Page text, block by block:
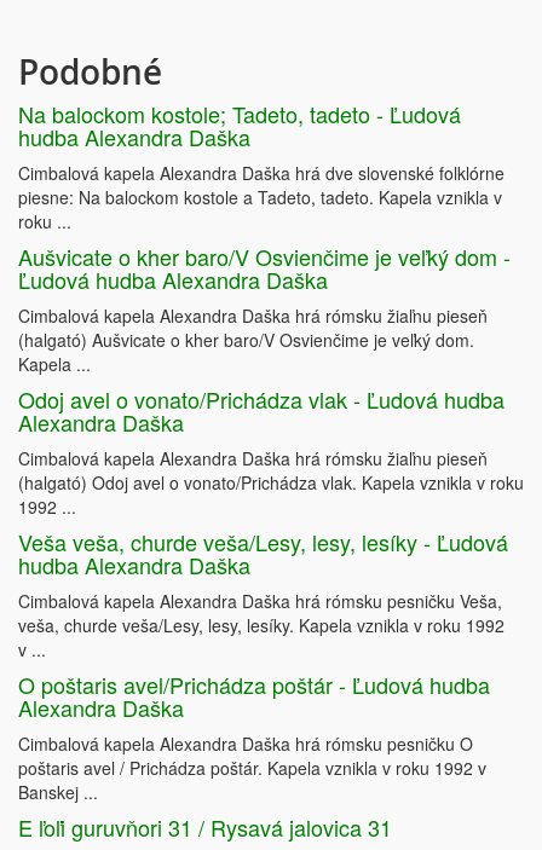
Podobné
Na balockom kostole; Tadeto, tadeto - Ľudová
hudba Alexandra Daška
Cimbalová kapela Alexandra Daška hrá dve slovenské folklórne
piesne: Na balockom kostole a Tadeto, tadeto. Kapela vznikla v
roku ...
Aušvicate o kher baro/V Osvienčime je veľký dom -
Ľudová hudba Alexandra Daška
Cimbalová kapela Alexandra Daška hrá rómsku žiaľnu pieseň
(halgató) Aušvicate o kher baro/V Osvienčime je veľký dom.
Kapela ...
Odoj avel o vonato/Prichádza vlak - Ľudová hudba
Alexandra Daška
Cimbalová kapela Alexandra Daška hrá rómsku žiaľnu pieseň
(halgató) Odoj avel o vonato/Prichádza vlak. Kapela vznikla v roku
1992 ...
Veša veša, churde veša/Lesy, lesy, lesíky - Ľudová
hudba Alexandra Daška
Cimbalová kapela Alexandra Daška hrá rómsku pesničku Veša,
veša, churde veša/Lesy, lesy, lesíky. Kapela vznikla v roku 1992
v ...
O poštaris avel/Prichádza poštár - Ľudová hudba
Alexandra Daška
Cimbalová kapela Alexandra Daška hrá rómsku pesničku O
poštaris avel / Prichádza poštár. Kapela vznikla v roku 1992 v
Banskej ...
E ľoľi guruvňori 31 / Rysavá jalovica 31